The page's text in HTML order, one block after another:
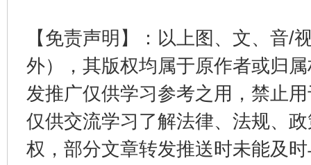
【免责声明】：以上图、文、音/
外），其版权均属于原作者或归
发推广仅供学习参考之用，禁止
仅供交流学习了解法律、法规、
权，部分文章转发推送时未能及
公平竞争审查“十大案例”出炉！ 一纸欠